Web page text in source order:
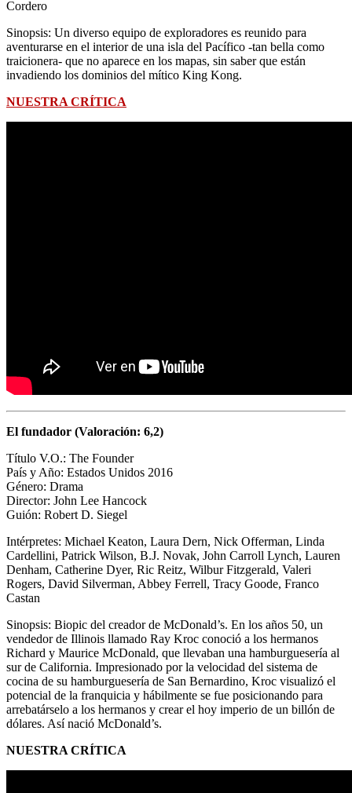
Cordero
Sinopsis: Un diverso equipo de exploradores es reunido para
aventurarse en el interior de una isla del Pacífico -tan bella como
traicionera- que no aparece en los mapas, sin saber que están
invadiendo los dominios del mítico King Kong.
NUESTRA CRÍTICA
El fundador (Valoración: 6,2)
Título V.O.: The Founder
País y Año: Estados Unidos 2016
Género: Drama
Director: John Lee Hancock
Guión: Robert D. Siegel
Intérpretes: Michael Keaton, Laura Dern, Nick Offerman, Linda
Cardellini, Patrick Wilson, B.J. Novak, John Carroll Lynch, Lauren
Denham, Catherine Dyer, Ric Reitz, Wilbur Fitzgerald, Valeri
Rogers, David Silverman, Abbey Ferrell, Tracy Goode, Franco
Castan
Sinopsis: Biopic del creador de McDonald’s. En los años 50, un
vendedor de Illinois llamado Ray Kroc conoció a los hermanos
Richard y Maurice McDonald, que llevaban una hamburguesería al
sur de California. Impresionado por la velocidad del sistema de
cocina de su hamburguesería de San Bernardino, Kroc visualizó el
potencial de la franquicia y hábilmente se fue posicionando para
arrebatárselo a los hermanos y crear el hoy imperio de un billón de
dólares. Así nació McDonald’s.
NUESTRA CRÍTICA